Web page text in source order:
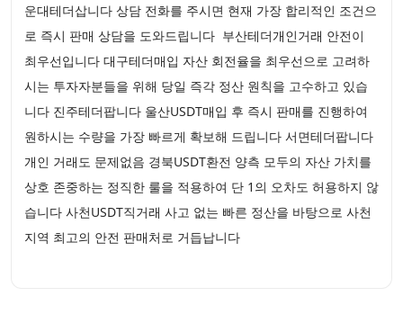
운대테더삽니다 상담 전화를 주시면 현재 가장 합리적인 조건으
로 즉시 판매 상담을 도와드립니다 부산테더개인거래 안전이
최우선입니다 대구테더매입 자산 회전율을 최우선으로 고려하
시는 투자자분들을 위해 당일 즉각 정산 원칙을 고수하고 있습
니다 진주테더팝니다 울산USDT매입 후 즉시 판매를 진행하여
원하시는 수량을 가장 빠르게 확보해 드립니다 서면테더팝니다
개인 거래도 문제없음 경북USDT환전 양측 모두의 자산 가치를
상호 존중하는 정직한 룰을 적용하여 단 1의 오차도 허용하지 않
습니다 사천USDT직거래 사고 없는 빠른 정산을 바탕으로 사천
지역 최고의 안전 판매처로 거듭납니다